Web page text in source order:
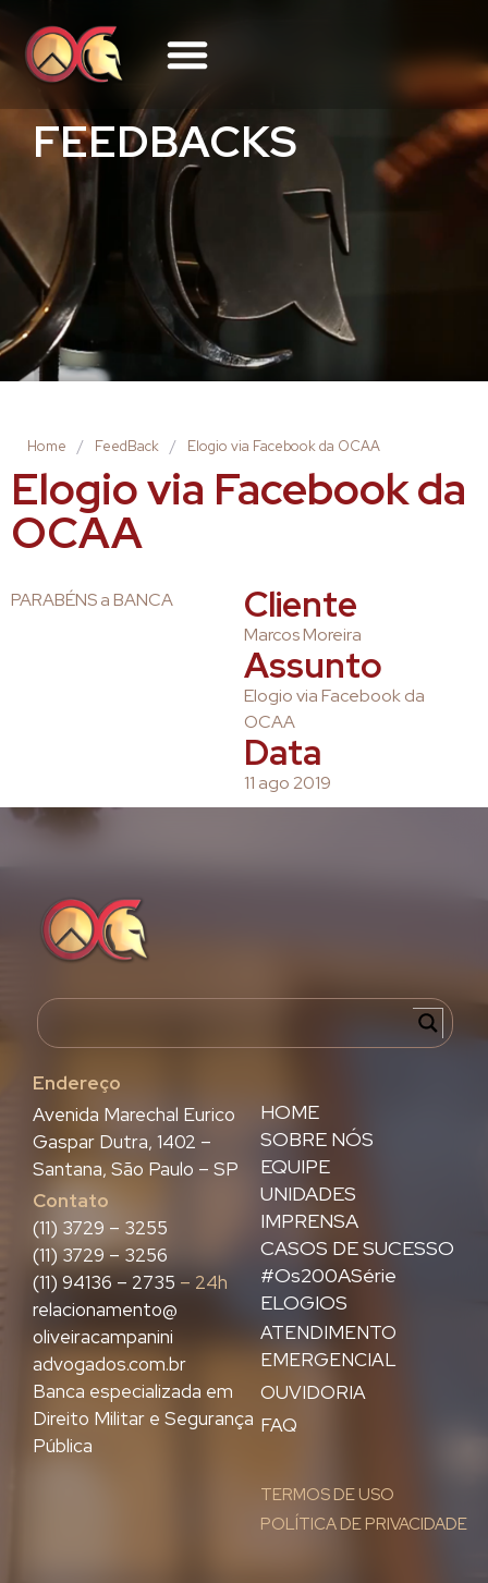
FEEDBACKS
Home / FeedBack / Elogio via Facebook da OCAA
Elogio via Facebook da
OCAA
PARABÉNS a BANCA Cliente
Marcos Moreira
Assunto
Elogio via Facebook da
OCAA
Data
11 ago 2019
Endereço
HOME
SOBRE NÓS
EQUIPE
UNIDADES
IMPRENSA
CASOS DE SUCESSO
#Os200ASérie
ELOGIOS
ATENDIMENTO
EMERGENCIAL
OUVIDORIA
FAQ
TERMOS DE USO
POLÍTICA DE PRIVACIDADE
Avenida Marechal Eurico
Gaspar Dutra, 1402 –
Santana, São Paulo – SP
Contato
(11) 3729 – 3255
(11) 3729 – 3256
(11) 94136 – 2735 – 24h
relacionamento@
oliveiracampanini
advogados.com.br
Banca especializada em
Direito Militar e Segurança
Pública